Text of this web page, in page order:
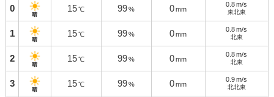
0
晴
15 ℃ 99 % 0 mm
0.8 m/s
東北東
1
晴
15 ℃ 99 % 0 mm
0.8 m/s
北東
2
晴
15 ℃ 99 % 0 mm
0.8 m/s
北東
3
晴
15 ℃ 99 % 0 mm
0.9 m/s
北北東